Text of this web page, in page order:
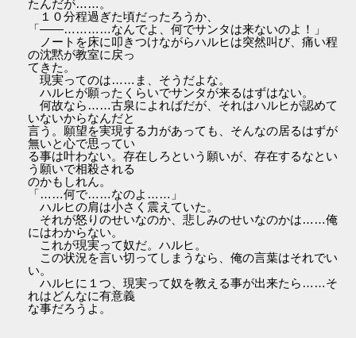
たんだが……。
１０分程過ぎた頃だったろうか、
「――…………なんでよ、何でサンタは来ないのよ！」
ノートを床に叩きつけながらハルヒは突然叫び、痛い程
の沈黙が教室に戻っ
てきた。
現実ってのは……ま、そうだよな。
ハルヒが願ったくらいでサンタが来るはずはない。
何故なら……古泉によればだが、それはハルヒが認めて
いないからなんだと
言う。願望を実現する力があっても、そんなの居るはずが
無いと心で思ってい
る事は叶わない。存在しろという願いが、存在するなとい
う願いで相殺される
のかもしれん。
「……何で……なのよ……」
ハルヒの肩は小さく震えていた。
それが怒りのせいなのか、悲しみのせいなのかは……俺
にはわからない。
これが現実って奴だ。ハルヒ。
この状況を言い切ってしまうなら、俺の言葉はそれでい
い。
ハルヒに１つ、現実って奴を教える事が出来たら……そ
れはどんなに有意義
な事だろうよ。